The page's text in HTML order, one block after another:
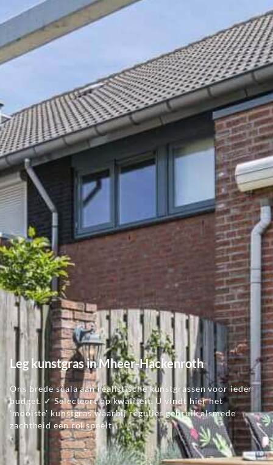
Leg kunstgras in Mheer-Hackenroth
Ons brede scala aan realistische kunstgrassen voor ieder
budget. ✓ Selecteert op kwaliteit. U vindt hier het
'mooiste' kunstgras waarbij regulier gebruik alsmede
zachtheid een rol speelt.